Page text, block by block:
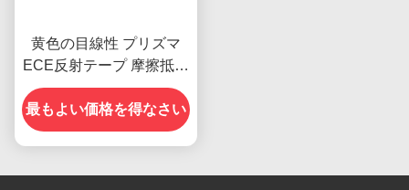
黄色の目線性 プリズマ
ECE反射テープ 摩擦抵抗
性
最もよい価格を得なさい